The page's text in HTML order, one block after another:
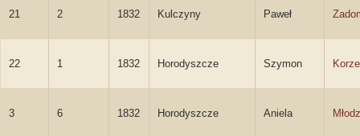
21 2 1832 Kulczyny Paweł
22 1 1832 Horodyszcze Szymon
3 6 1832 Horodyszcze Aniela